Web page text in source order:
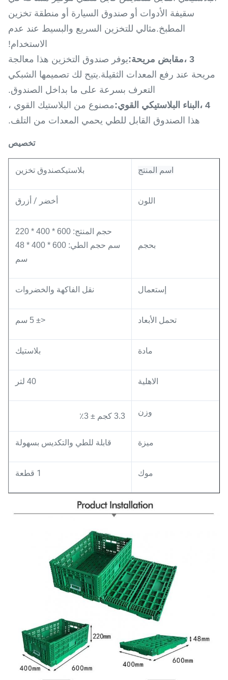
سقيفة الأدوات أو صندوق السيارة أو منطقة تخزين
المطبخ.مثالي للتخزين السريع والبسيط عند عدم
الاستخدام!
3 ، مقابض مريحة:يوفر صندوق التخزين هذا معالجة
مريحة عند رفع المعدات الثقيلة.يتيح لك تصميمها الشبكي
التعرف بسرعة على ما بداخل الصندوق.
4 ،
البناء البلاستيكي القوي:مصنوع من البلاستيك القوي ،
هذا الصندوق القابل للطي يحمي المعدات من التلف.
تخصيص
اسم المنتج بلاستيكصندوق تخزين
اللون أخضر / أزرق
بحجم
حجم المنتج: 600 * 400 * 220
سم حجم الطي: 600 * 400 * 48
سم
إستعمال نقل الفاكهة والخضروات
تحمل الأبعاد <± 5 سم
مادة بلاستيك
الاهلية 40 لتر
وزن 3.3 كجم ± 3٪
ميزة قابلة للطي والتكديس بسهولة
موك 1 قطعة